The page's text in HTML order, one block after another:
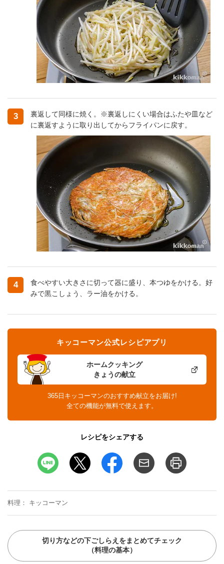
3
裏返して同様に焼く。※裏返しにくい場合はふたや皿など
に裏返すように取り出してからフライパンに戻す。
4
食べやすい大きさに切って器に盛り、本つゆをかける。好
みで黒こしょう、ラー油をかける。
ホームクッキング
きょうの献立
キッコーマン公式レシピアプリ
365日キッコーマンのおすすめ献立をお届け!
全ての機能が無料で使えます。
レシピをシェアする
料理 キッコーマン
切り方などの下ごしらえをまとめてチェック
（料理の基本）